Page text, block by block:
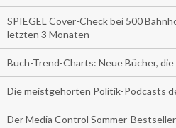
SPIEGEL Cover-Check bei 500
letzten 3 Monaten
Buch-Trend-Charts: Neue Bücher,
Die meistgehörten Politik-Podcasts
Der Media Control Sommer-